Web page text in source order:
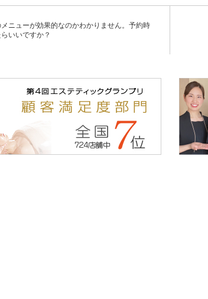
ニューが効果的なのかわかりません。予約時
いいですか？